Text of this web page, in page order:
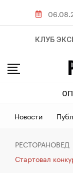
КЛУБ
Новости
РЕСТОРАНОВЕД
Стартовал